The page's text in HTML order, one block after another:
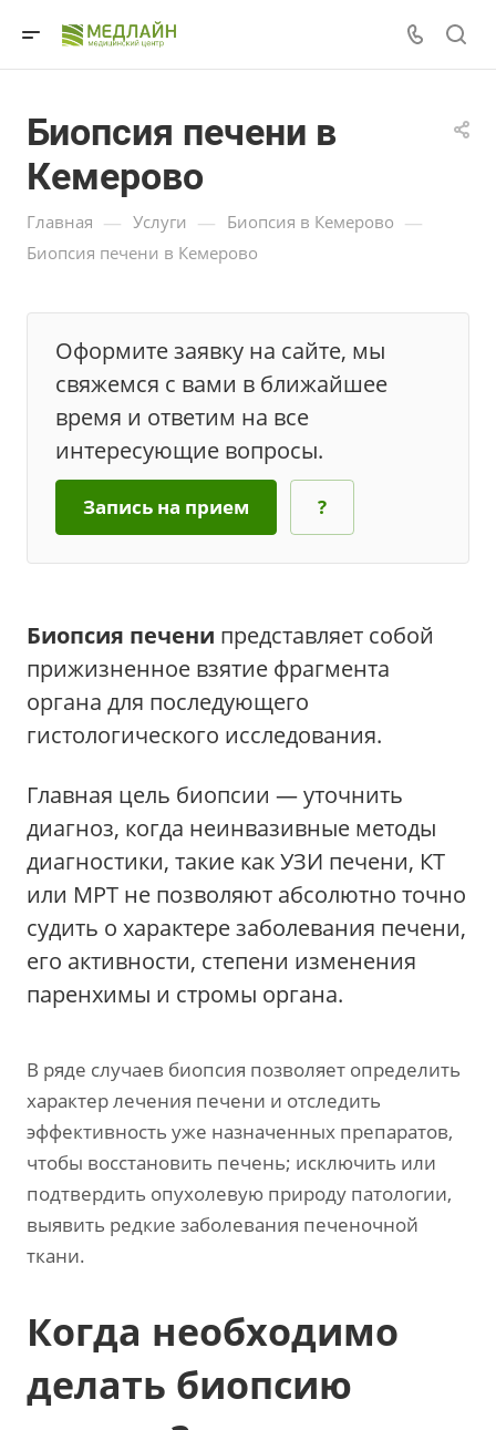
Биопсия печени в
Кемерово
Главная — Услуги — Биопсия в Кемерово —
Биопсия печени в Кемерово
Оформите заявку на сайте, мы
свяжемся с вами в ближайшее
время и ответим на все
интересующие вопросы.
Запись на прием ?
Биопсия печени представляет собой
прижизненное взятие фрагмента
органа для последующего
гистологического исследования.
Главная цель биопсии — уточнить
диагноз, когда неинвазивные методы
диагностики, такие как УЗИ печени, КТ
или МРТ не позволяют абсолютно точно
судить о характере заболевания печени,
его активности, степени изменения
паренхимы и стромы органа.
В ряде случаев биопсия позволяет определить
характер лечения печени и отследить
эффективность уже назначенных препаратов,
чтобы восстановить печень; исключить или
подтвердить опухолевую природу патологии,
выявить редкие заболевания печеночной
ткани.
Когда необходимо
делать биопсию